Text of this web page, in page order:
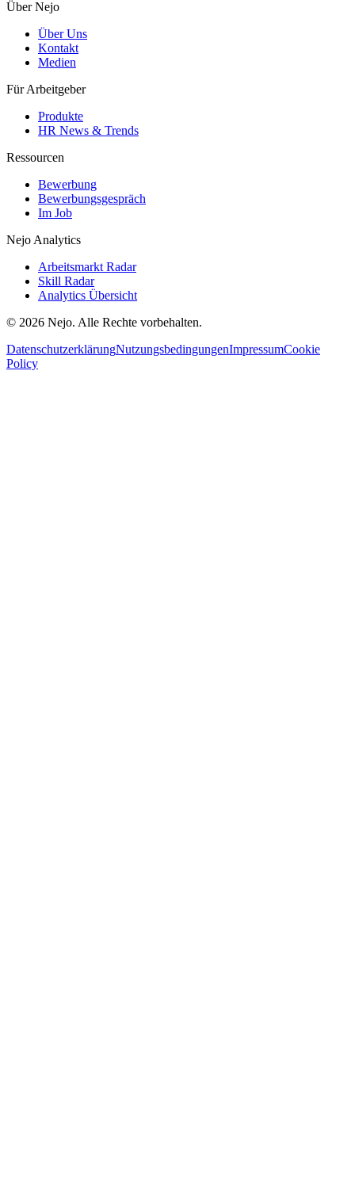
Über Nejo
Über Uns
Kontakt
Medien
Für Arbeitgeber
Produkte
HR News & Trends
Ressourcen
Bewerbung
Bewerbungsgespräch
Im Job
Nejo Analytics
Arbeitsmarkt Radar
Skill Radar
Analytics Übersicht
© 2026 Nejo. Alle Rechte vorbehalten.
DatenschutzerklärungNutzungsbedingungenImpressumCookie
Policy